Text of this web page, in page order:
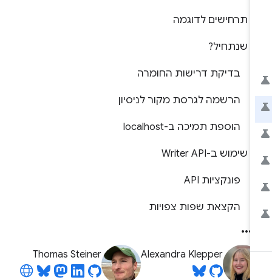
תרחישים לדוגמה
שנתחיל?
בדיקת דרישות החומרה
הרשמה לגרסת מקור לניסיון
הוספת תמיכה ב-localhost
שימוש ב-Writer API
פונקציות API
הקצאת שפות צפויות
Alexandra Klepper
Thomas Steiner